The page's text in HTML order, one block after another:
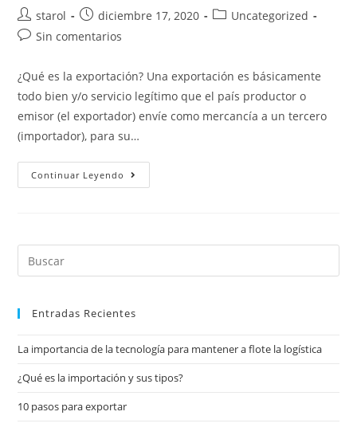
starol diciembre 17, 2020
Uncategorized
Sin comentarios
¿Qué es la exportación? Una exportación es básicamente
todo bien y/o servicio legítimo que el país productor o
emisor (el exportador) envíe como mercancía a un tercero
(importador), para su…
Continuar Leyendo
Entradas Recientes
La importancia de la tecnología para mantener a flote la logística
¿Qué es la importación y sus tipos?
10 pasos para exportar